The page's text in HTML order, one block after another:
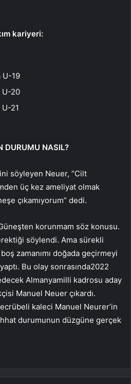
kariyeri:
U-19
U-20
21
DURUMU NASIL?
söyleyen Neuer, “Cilt
üç kez ameliyat olmak
çıkamıyorum” dedi.
korunmam söz konusu.
söylendi. Ama sürekli
zamanımı doğada geçirmeyi
Bu olay sonrasında2022
Almanyamilli kadrosu aday
Manuel Neuer çıkardı.
kaleci Manuel Neurer’in
durumunun düzgüne gerçek